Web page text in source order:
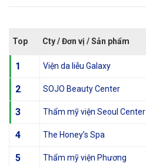
Top Cty / Đơn vị / Sản phẩm
1 Viện da liễu Galaxy
2 SOJO Beauty Center
3 Thẩm mỹ viện Seoul Center
4 The Honey’s Spa
5 Thẩm mỹ viện Phương